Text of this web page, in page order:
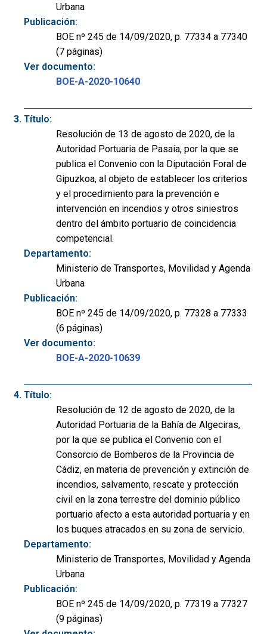
Urbana
Publicación:
BOE nº 245 de 14/09/2020, p. 77334 a 77340
(7 páginas)
Ver documento:
BOE-A-2020-10640
Título:
Resolución de 13 de agosto de 2020, de la
Autoridad Portuaria de Pasaia, por la que se
publica el Convenio con la Diputación Foral de
Gipuzkoa, al objeto de establecer los criterios
y el procedimiento para la prevención e
intervención en incendios y otros siniestros
dentro del ámbito portuario de coincidencia
competencial.
Departamento:
Ministerio de Transportes, Movilidad y Agenda
Urbana
Publicación:
BOE nº 245 de 14/09/2020, p. 77328 a 77333
(6 páginas)
Ver documento:
BOE-A-2020-10639
Título:
Resolución de 12 de agosto de 2020, de la
Autoridad Portuaria de la Bahía de Algeciras,
por la que se publica el Convenio con el
Consorcio de Bomberos de la Provincia de
Cádiz, en materia de prevención y extinción de
incendios, salvamento, rescate y protección
civil en la zona terrestre del dominio público
portuario afecto a esta autoridad portuaria y en
los buques atracados en su zona de servicio.
Departamento:
Ministerio de Transportes, Movilidad y Agenda
Urbana
Publicación:
BOE nº 245 de 14/09/2020, p. 77319 a 77327
(9 páginas)